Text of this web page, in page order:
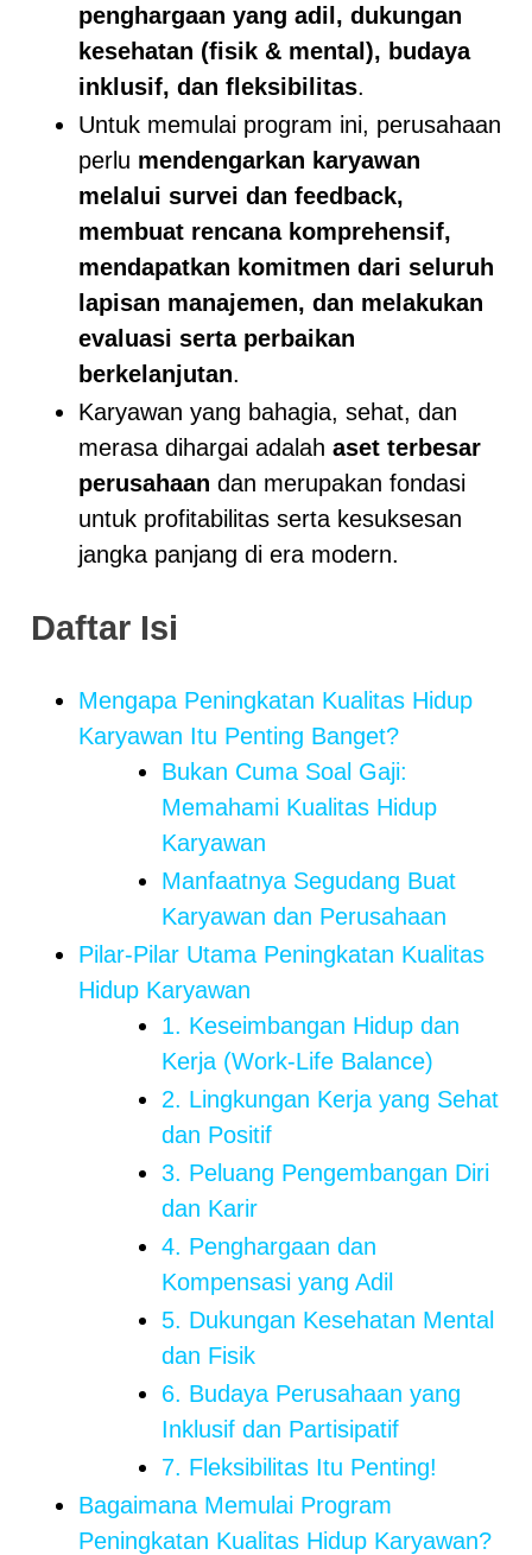
penghargaan yang adil, dukungan
kesehatan (fisik & mental), budaya
inklusif, dan fleksibilitas.
Untuk memulai program ini, perusahaan
perlu mendengarkan karyawan
melalui survei dan feedback,
membuat rencana komprehensif,
mendapatkan komitmen dari seluruh
lapisan manajemen, dan melakukan
evaluasi serta perbaikan
berkelanjutan.
Karyawan yang bahagia, sehat, dan
merasa dihargai adalah aset terbesar
perusahaan dan merupakan fondasi
untuk profitabilitas serta kesuksesan
jangka panjang di era modern.
Daftar Isi
Mengapa Peningkatan Kualitas Hidup
Karyawan Itu Penting Banget?
Bukan Cuma Soal Gaji:
Memahami Kualitas Hidup
Karyawan
Manfaatnya Segudang Buat
Karyawan dan Perusahaan
Pilar-Pilar Utama Peningkatan Kualitas
Hidup Karyawan
1. Keseimbangan Hidup dan
Kerja (Work-Life Balance)
2. Lingkungan Kerja yang Sehat
dan Positif
3. Peluang Pengembangan Diri
dan Karir
4. Penghargaan dan
Kompensasi yang Adil
5. Dukungan Kesehatan Mental
dan Fisik
6. Budaya Perusahaan yang
Inklusif dan Partisipatif
7. Fleksibilitas Itu Penting!
Bagaimana Memulai Program
Peningkatan Kualitas Hidup Karyawan?